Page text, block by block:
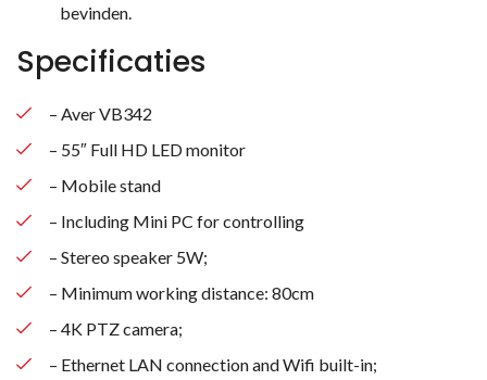
bevinden.
Specificaties
– Aver VB342
– 55″ Full HD LED monitor
– Mobile stand
– Including Mini PC for controlling
– Stereo speaker 5W;
– Minimum working distance: 80cm
– 4K PTZ camera;
– Ethernet LAN connection and Wifi built-in;